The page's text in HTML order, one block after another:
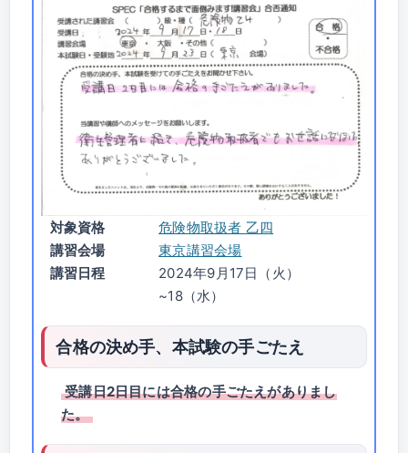
対象資格
危険物取扱者 乙四
講習会場
東京講習会場
講習日程
2024年9月17日（火）
~18（水）
合格の決め手、本試験の手ごたえ
受講日2日目には合格の手ごたえがありまし
た。